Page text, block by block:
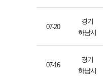
07-20
경기
하남시
07-16
경기
하남시